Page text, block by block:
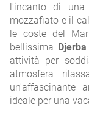
l'incanto di una
mozzafiato e il
le coste del
bellissima Djerba
attività per
atmosfera
un'affascinante
ideale per una